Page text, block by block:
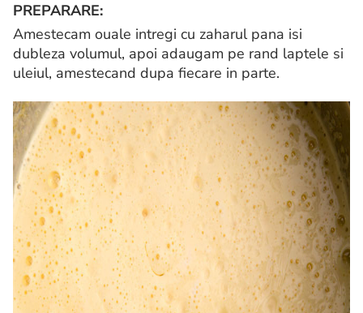
PREPARARE:
Amestecam ouale intregi cu zaharul pana isi
dubleza volumul, apoi adaugam pe rand laptele si
uleiul, amestecand dupa fiecare in parte.